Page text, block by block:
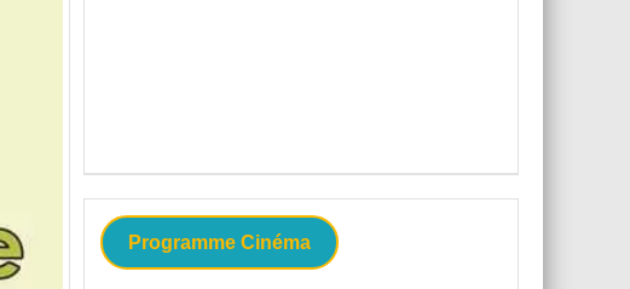
Programme Cinéma